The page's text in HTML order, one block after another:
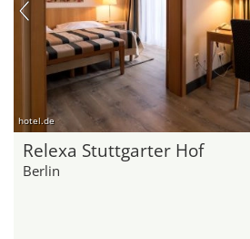
hotel.de
Relexa Stuttgarter Hof
Berlin